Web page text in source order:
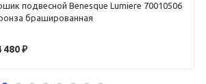
подвесной Benesque Lumiere 70010506
брашированная
480₽